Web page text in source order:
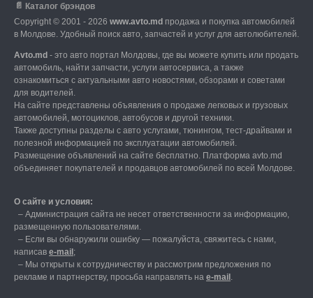
📄 Каталог брэндов
Copyright © 2001 - 2026 www.avto.md продажа и покупка автомобилей
в Молдове. Удобный поиск авто, запчастей и услуг для автолюбителей.
Avto.md - это авто портал Молдовы, где вы можете купить или продать
автомобиль, найти запчасти, услуги автосервиса, а также
ознакомиться с актуальными авто новостями, обзорами и советами
для водителей.
На сайте представлены объявления о продаже легковых и грузовых
автомобилей, мотоциклов, автобусов и другой техники.
Также доступны разделы с авто услугами, тюнингом, тест-драйвами и
полезной информацией по эксплуатации автомобилей.
Размещение объявлений на сайте бесплатно. Платформа avto.md
объединяет покупателей и продавцов автомобилей по всей Молдове.
О сайте и условия:
– Администрация сайта не несет ответственности за информацию,
размещенную пользователями.
– Если вы обнаружили ошибку — пожалуйста, свяжитесь с нами,
написав е-mail ;
– Мы открыты к сотрудничеству и рассмотрим предложения по
рекламе и партнерству, просьба направлять на е-mail .